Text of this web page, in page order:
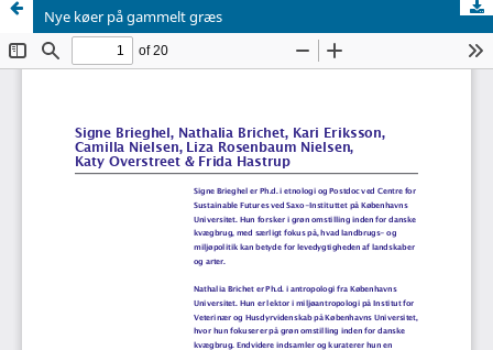
Nye køer på gammelt græs